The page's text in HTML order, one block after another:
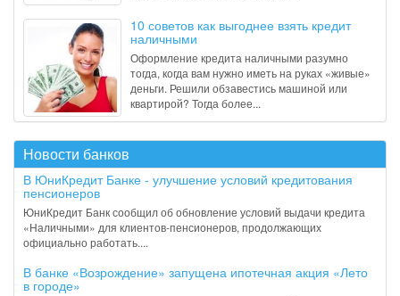
10 советов как выгоднее взять кредит
наличными
Оформление кредита наличными разумно
тогда, когда вам нужно иметь на руках «живые»
деньги. Решили обзавестись машиной или
квартирой? Тогда более...
Новости банков
В ЮниКредит Банке - улучшение условий кредитования
пенсионеров
ЮниКредит Банк сообщил об обновление условий выдачи кредита
«Наличными» для клиентов-пенсионеров, продолжающих
официально работать....
В банке «Возрождение» запущена ипотечная акция «Лето
в городе»